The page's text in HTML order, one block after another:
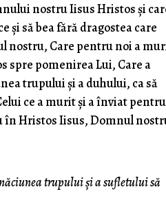
nostru Iisus Hristos şi
şi să bea fără dragostea care
nostru, Care pentru noi a
spre pomenirea Lui, Care a
trupului şi a duhului, ca să
ce a murit şi a înviat pentru
în Hristos Iisus, Domnul
trupului şi a sufletului să